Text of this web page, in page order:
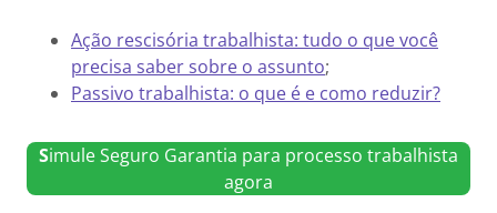
Ação rescisória trabalhista: tudo o que você
precisa saber sobre o assunto;
Passivo trabalhista: o que é e como reduzir?
Simule Seguro Garantia para processo trabalhista
agora